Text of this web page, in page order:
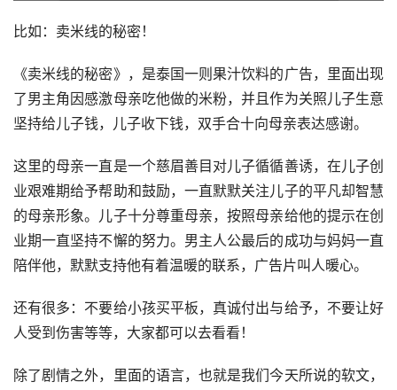
比如：卖米线的秘密！
《卖米线的秘密》，是泰国一则果汁饮料的广告，里面出现
了男主角因感激母亲吃他做的米粉，并且作为关照儿子生意
坚持给儿子钱，儿子收下钱，双手合十向母亲表达感谢。
这里的母亲一直是一个慈眉善目对儿子循循善诱，在儿子创
业艰难期给予帮助和鼓励，一直默默关注儿子的平凡却智慧
的母亲形象。儿子十分尊重母亲，按照母亲给他的提示在创
业期一直坚持不懈的努力。男主人公最后的成功与妈妈一直
陪伴他，默默支持他有着温暖的联系，广告片叫人暖心。
还有很多：不要给小孩买平板，真诚付出与给予，不要让好
人受到伤害等等，大家都可以去看看！
除了剧情之外，里面的语言，也就是我们今天所说的软文，